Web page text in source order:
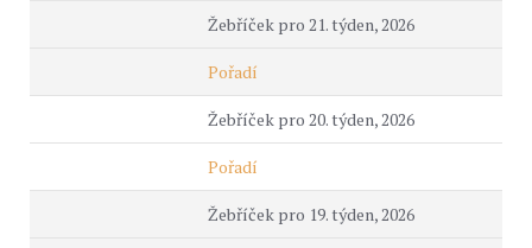
Žebříček pro 21. týden, 2026
Pořadí
Žebříček pro 20. týden, 2026
Pořadí
Žebříček pro 19. týden, 2026